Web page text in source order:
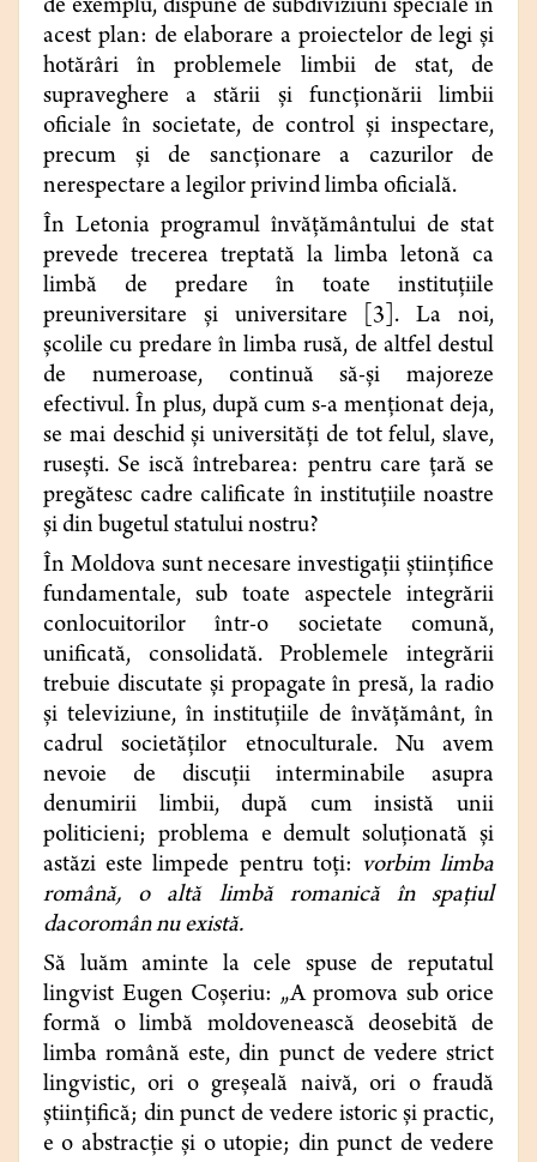
de exemplu, dispune de subdiviziuni speciale în
acest plan: de elaborare a proiectelor de legi şi
hotărâri în problemele limbii de stat, de
supraveghere a stării şi funcţionării limbii
oficiale în societate, de control şi inspectare,
precum şi de sancţionare a cazurilor de
nerespectare a legilor privind limba oficială.
În Letonia programul învăţământului de stat
prevede trecerea treptată la limba letonă ca
limbă de predare în toate instituţiile
preuniversitare şi universitare [3]. La noi,
şcolile cu predare în limba rusă, de altfel destul
de numeroase, continuă să-şi majoreze
efectivul. În plus, după cum s-a menţionat deja,
se mai deschid şi universităţi de tot felul, slave,
ruseşti. Se iscă întrebarea: pentru care ţară se
pregătesc cadre calificate în instituţiile noastre
şi din bugetul statului nostru?
În Moldova sunt necesare investigaţii ştiinţifice
fundamentale, sub toate aspectele integrării
conlocuitorilor într-o societate comună,
unificată, consolidată. Problemele integrării
trebuie discutate şi propagate în presă, la radio
şi televiziune, în instituţiile de învăţământ, în
cadrul societăţilor etnoculturale. Nu avem
nevoie de discuţii interminabile asupra
denumirii limbii, după cum insistă unii
politicieni; problema e demult soluţionată şi
astăzi este limpede pentru toţi: vorbim limba
română, o altă limbă romanică în spaţiul
dacoromân nu există.
Să luăm aminte la cele spuse de reputatul
lingvist Eugen Coşeriu: „A promova sub orice
formă o limbă moldovenească deosebită de
limba română este, din punct de vedere strict
lingvistic, ori o greşeală naivă, ori o fraudă
ştiinţifică; din punct de vedere istoric şi practic,
e o abstracţie şi o utopie; din punct de vedere